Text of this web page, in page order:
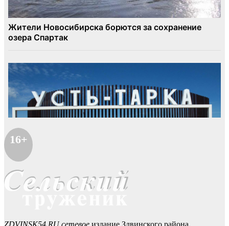
16+
ZDVINSK54.RU сетевое издание Здвинского района.